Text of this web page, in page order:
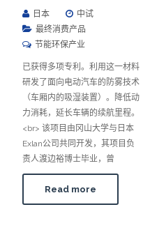
日本
中试
最终消费产品
节能环保产业
已获得多项专利。利用这一材料
研发了面向电动汽车的防雾技术
（车厢内的吸湿装置）。降低动
力消耗，延长车辆的续航里程。
<br> 该项目由冈山大学与日本
Exlan公司共同开发，其项目负
责人渡边裕博士毕业，曾
Read more